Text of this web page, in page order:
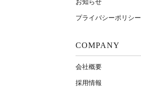
お知らせ
プライバシーポリシー
COMPANY
会社概要
採用情報